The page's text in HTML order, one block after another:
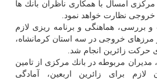
مركزی امسال با همكاری ناظران بانك ها
نظارت خواهد نمود.
بررسی، هماهنگی و برنامه ریزی لازم
مرزهای خروجی در سه استان كرمانشاه،
حركت زائرین انجام شد.
مربوطه در بانك مركزی از تامین
لازم برای زائرین اربعین، آمادگی